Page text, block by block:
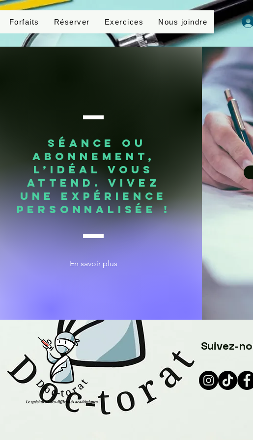
Forfaits Réserver Exercices Nous joindre
Sans abonnement Avec abonnement
Réserver
Séance ou
abonnement,
l’idéal vous
attend. Vivez
une expérience
personnalisée !
En savoir plus
Suivez-